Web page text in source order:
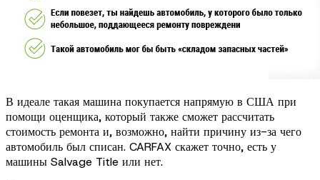
В идеале такая машина покупается напрямую в США при
помощи оценщика, который также сможет рассчитать
стоимость ремонта и, возможно, найти причину из-за чего
автомобиль был списан. CARFAX скажет точно, есть у
машины Salvage Title или нет.